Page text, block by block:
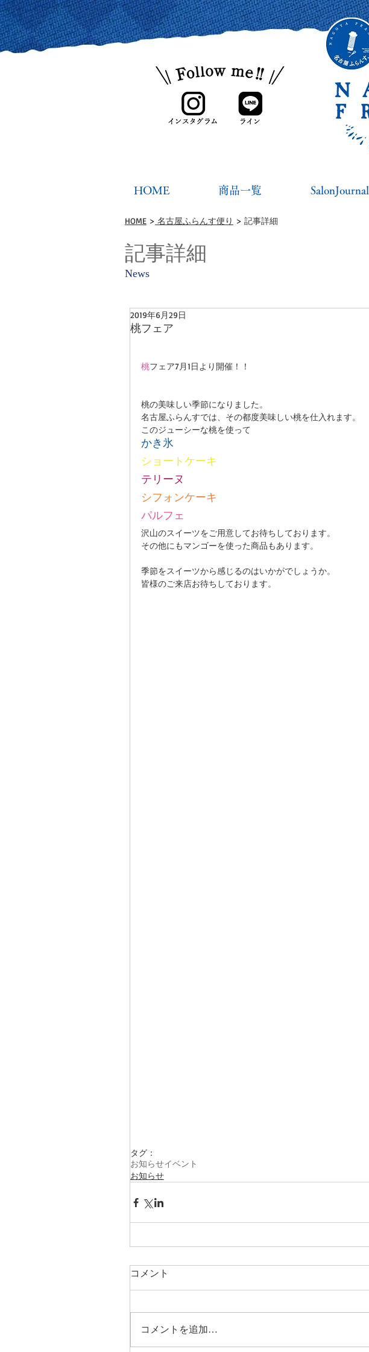
HOME 商品一覧 SalonJournal
HOME > 名古屋ふらんす便り > 記事詳細
記事詳細
News
桃フェア
2019年6月29日
桃フェア7月1日より開催！！
桃の美味しい季節になりました。
名古屋ふらんすでは、その都度美味しい桃を仕入れます。
このジューシーな桃を使って
かき氷
ショートケーキ
テリーヌ
シフォンケーキ
パルフェ
沢山のスイーツをご用意してお待ちしております。
その他にもマンゴーを使った商品もあります。
季節をスイーツから感じるのはいかがでしょうか。
皆様のご来店お待ちしております。
タグ：
お知らせイベント
お知らせ
コメント
コメントを追加…